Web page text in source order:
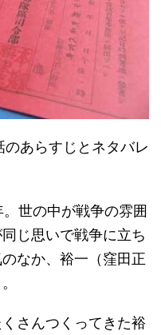
あらすじとネタバレ
世の中が戦争の雰囲
じ思いで戦争に立ち
なか、裕一（窪田正
さんつくってきた裕